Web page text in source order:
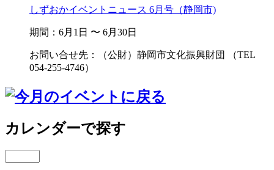
しずおかイベントニュース 6月号（静岡市)
期間：6月1日 〜 6月30日
お問い合せ先：（公財）静岡市文化振興財団 （TEL
054-255-4746）
カレンダーで探す